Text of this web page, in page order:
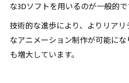
な3Dソフトを用いるのが一般的で
技術的な進歩により、よりリア
なアニメーション制作が可能に
も増大しています。